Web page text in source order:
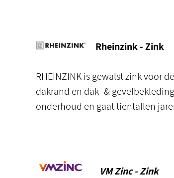
Rheinzink - Zink
RHEINZINK is gewalst zink voor
dakrand en dak- &
onderhoud en gaat tientallen
VM Zinc - Zink